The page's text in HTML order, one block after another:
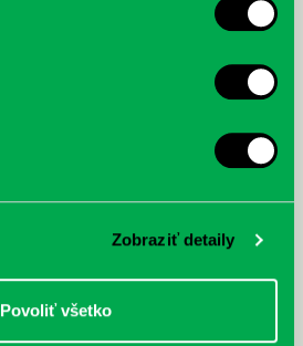
Zobraziť detaily
Povoliť všetko